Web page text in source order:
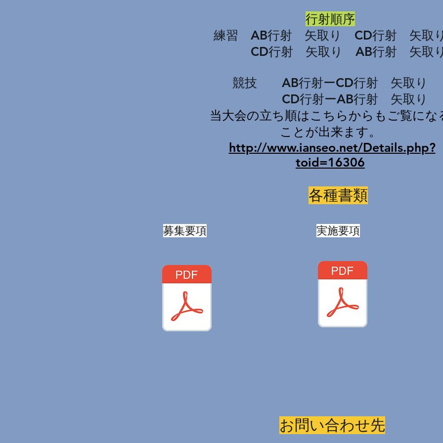
行射順序
練習 AB行射 矢取り CD行射 矢取
CD行射 矢取り AB行射 矢取
競技 AB行射ーCD行射 矢取り
CD行射ーAB行射 矢取り
当大会の立ち順はこちらからもご覧にな
ことが出来ます。
http://www.ianseo.net/Details.php?
toid=16306
各種書類
​募集要項 実施要項
お問い合わせ先